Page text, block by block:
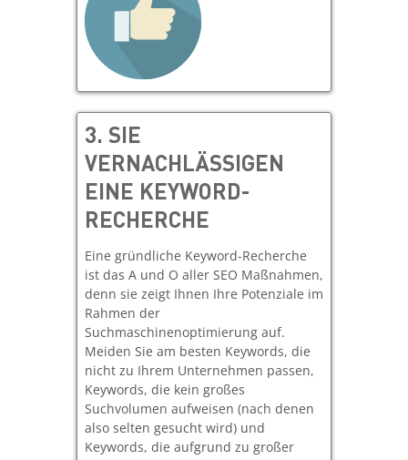
3. SIE
VERNACHLÄSSIGEN
EINE KEYWORD-
RECHERCHE
Eine gründliche Keyword-Recherche
ist das A und O aller SEO Maßnahmen,
denn sie zeigt Ihnen Ihre Potenziale im
Rahmen der
Suchmaschinenoptimierung auf.
Meiden Sie am besten Keywords, die
nicht zu Ihrem Unternehmen passen,
Keywords, die kein großes
Suchvolumen aufweisen (nach denen
also selten gesucht wird) und
Keywords, die aufgrund zu großer